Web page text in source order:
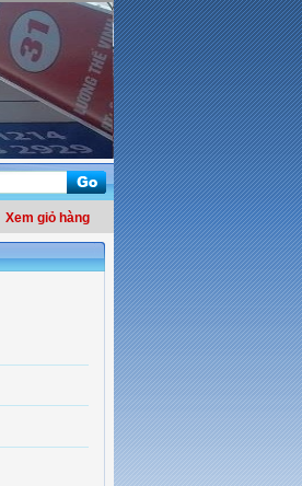
TỬ MÁY TÍNH - THIẾT BỊ VĂN PHÒNG - GIẢI
Xem giỏ hàng